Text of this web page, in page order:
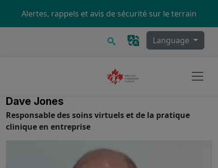
Alertes, rappels et avis de sécurité sur le terrain
RechercheLanguage
Dave Jones
Responsable des soins virtuels et de la pratique
clinique en entreprise